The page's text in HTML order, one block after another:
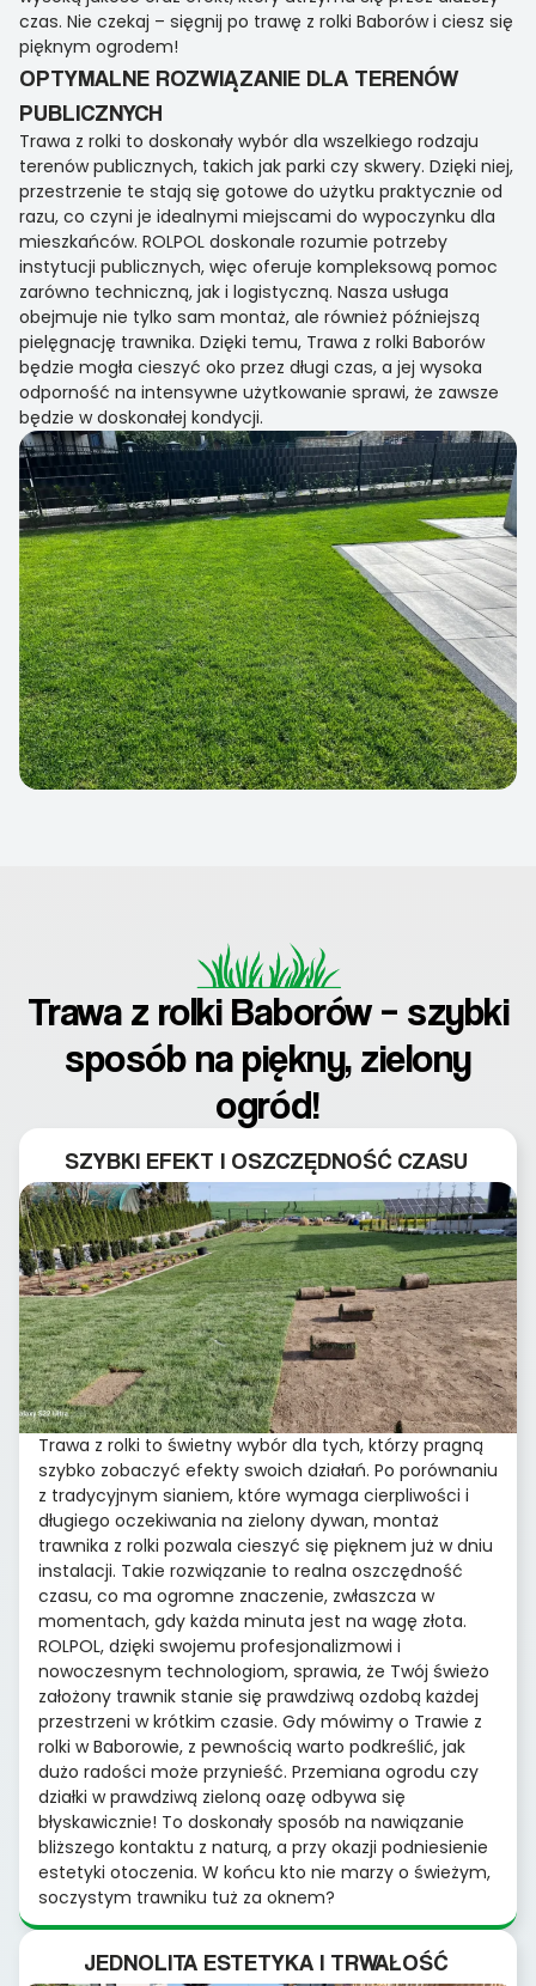
czas. Nie czekaj – sięgnij po trawę z rolki Baborów i ciesz się
pięknym ogrodem!
OPTYMALNE ROZWIĄZANIE DLA TERENÓW
PUBLICZNYCH
Trawa z rolki to doskonały wybór dla wszelkiego rodzaju
terenów publicznych, takich jak parki czy skwery. Dzięki niej,
przestrzenie te stają się gotowe do użytku praktycznie od
razu, co czyni je idealnymi miejscami do wypoczynku dla
mieszkańców. ROLPOL doskonale rozumie potrzeby
instytucji publicznych, więc oferuje kompleksową pomoc
zarówno techniczną, jak i logistyczną. Nasza usługa
obejmuje nie tylko sam montaż, ale również późniejszą
pielęgnację trawnika. Dzięki temu, Trawa z rolki Baborów
będzie mogła cieszyć oko przez długi czas, a jej wysoka
odporność na intensywne użytkowanie sprawi, że zawsze
będzie w doskonałej kondycji.
Trawa z rolki Baborów – szybki
sposób na piękny, zielony
ogród!
SZYBKI EFEKT I OSZCZĘDNOŚĆ CZASU
Trawa z rolki to świetny wybór dla tych, którzy pragną
szybko zobaczyć efekty swoich działań. Po porównaniu
z tradycyjnym sianiem, które wymaga cierpliwości i
długiego oczekiwania na zielony dywan, montaż
trawnika z rolki pozwala cieszyć się pięknem już w dniu
instalacji. Takie rozwiązanie to realna oszczędność
czasu, co ma ogromne znaczenie, zwłaszcza w
momentach, gdy każda minuta jest na wagę złota.
ROLPOL, dzięki swojemu profesjonalizmowi i
nowoczesnym technologiom, sprawia, że Twój świeżo
założony trawnik stanie się prawdziwą ozdobą każdej
przestrzeni w krótkim czasie. Gdy mówimy o Trawie z
rolki w Baborowie, z pewnością warto podkreślić, jak
dużo radości może przynieść. Przemiana ogrodu czy
działki w prawdziwą zieloną oazę odbywa się
błyskawicznie! To doskonały sposób na nawiązanie
bliższego kontaktu z naturą, a przy okazji podniesienie
estetyki otoczenia. W końcu kto nie marzy o świeżym,
soczystym trawniku tuż za oknem?
JEDNOLITA ESTETYKA I TRWAŁOŚĆ